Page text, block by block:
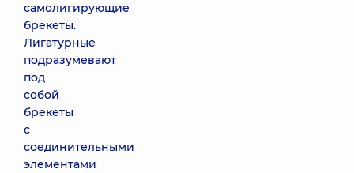
самолигирующие
брекеты.
Лигатурные
подразумевают
под
собой
брекеты
с
соединительными
элементами